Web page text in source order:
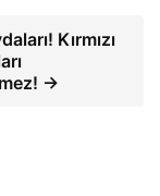
Kırmızı
→